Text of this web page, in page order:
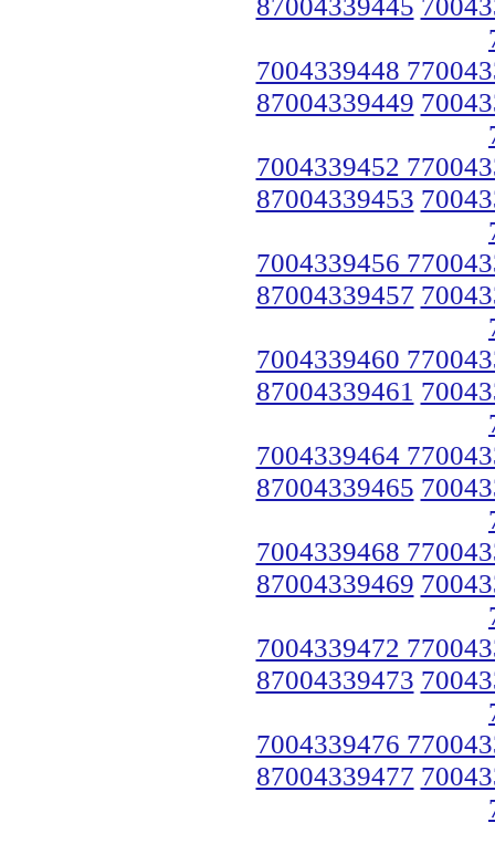
7004339448
87004339449
7004339452
87004339453
7004339456
87004339457
7004339460
87004339461
7004339464
87004339465
7004339468
87004339469
7004339472
87004339473
7004339476
87004339477